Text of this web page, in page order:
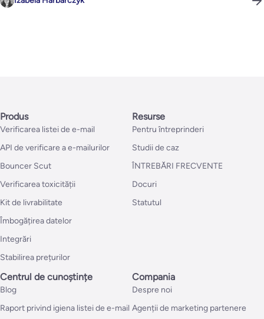
Produs
Verificarea listei de e-mail
API de verificare a e-mailurilor
Bouncer Scut
Verificarea toxicității
Kit de livrabilitate
Îmbogățirea datelor
Integrări
Stabilirea prețurilor
Resurse
Pentru întreprinderi
Studii de caz
ÎNTREBĂRI FRECVENTE
Docuri
Statutul
Centrul de cunoștințe
Blog
Raport privind igiena listei de e-mail
Compania
Despre noi
Agenții de marketing partenere